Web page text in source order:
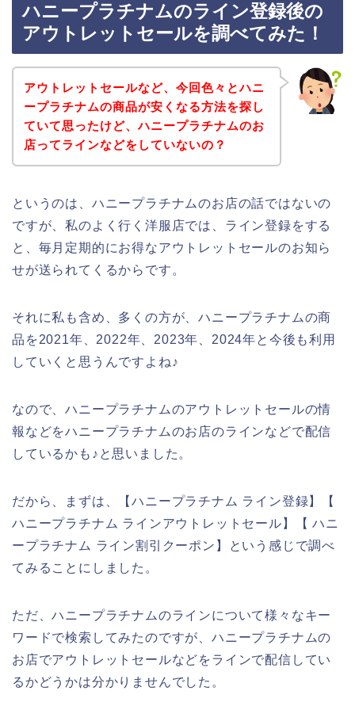
ハニープラチナムのライン登録後の
アウトレットセールを調べてみた！
アウトレットセールなど、今回色々とハニ
ープラチナムの商品が安くなる方法を探し
ていて思ったけど、ハニープラチナムのお
店ってラインなどをしていないの？
というのは、ハニープラチナムのお店の話ではないの
ですが、私のよく行く洋服店では、ライン登録をする
と、毎月定期的にお得なアウトレットセールのお知ら
せが送られてくるからです。
それに私も含め、多くの方が、ハニープラチナムの商
品を2021年、2022年、2023年、2024年と今後も利用
していくと思うんですよね♪
なので、ハニープラチナムのアウトレットセールの情
報などをハニープラチナムのお店のラインなどで配信
しているかも♪と思いました。
だから、まずは、【ハニープラチナム ライン登録】【
ハニープラチナム ラインアウトレットセール】【 ハニ
ープラチナム ライン割引クーポン】という感じで調べ
てみることにしました。
ただ、ハニープラチナムのラインについて様々なキー
ワードで検索してみたのですが、ハニープラチナムの
お店でアウトレットセールなどをラインで配信してい
るかどうかは分かりませんでした。